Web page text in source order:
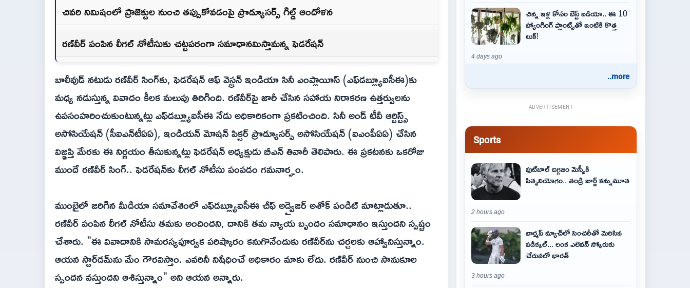
చివరి నిమిషంలో ప్రాజెక్టుల నుంచి తప్పుకోవడంపై ప్రొడ్యూసర్స్ గిల్డ్ ఆందోళన
రణ్‌వీర్ పంపిన లీగల్ నోటీసుకు చట్టపరంగా సమాధానమిస్తామన్న ఫెడరేషన్
బాలీవుడ్ నటుడు రణ్‌వీర్‌ సింగ్‌కు, ఫెడరేషన్ ఆఫ్ వెస్ట్రన్ ఇండియా సినీ ఎంప్లాయీస్ (ఎఫ్‌డ‌బ్ల్యూఐసీఈ)కు
మధ్య నడుస్తున్న వివాదం కీలక మలుపు తిరిగింది. రణ్‌వీర్‌పై జారీ చేసిన సహాయ నిరాకరణ ఉత్తర్వులను
ఉపసంహరించుకుంటున్నట్లు ఎఫ్‌డ‌బ్ల్యూఐసీఈ నేడు అధికారికంగా ప్రకటించింది. సినీ అండ్ టీవీ ఆర్టిస్ట్స్
అసోసియేషన్ (సీఐఎన్‌టీఏఏ), ఇండియన్ మోషన్ పిక్చర్ ప్రొడ్యూసర్స్ అసోసియేషన్ (ఐఎంపీఏఏ) చేసిన
విజ్ఞప్తి మేరకు ఈ నిర్ణయం తీసుకున్నట్లు ఫెడరేషన్ అధ్యక్షుడు బీఎన్ తివారీ తెలిపారు. ఈ ప్రకటనకు ఒకరోజు
ముందే రణ్‌వీర్‌ సింగ్.. ఫెడరేషన్‌కు లీగల్ నోటీసు పంపడం గమనార్హం.
ముంబైలో జరిగిన మీడియా సమావేశంలో ఎఫ్‌డ‌బ్ల్యూఐసీఈ చీఫ్ అడ్వైజర్ అశోక్ పండిట్ మాట్లాడుతూ..
రణ్‌వీర్ పంపిన లీగల్ నోటీసు తమకు అందిందని, దానికి తమ న్యాయ బృందం సమాధానం ఇస్తుందని స్పష్టం
చేశారు. "ఈ వివాదానికి సామరస్యపూర్వక పరిష్కారం కనుగొనేందుకు రణ్‌వీర్‌ను చర్చలకు ఆహ్వానిస్తున్నాం.
ఆయన స్టార్‌డమ్‌ను మేం గౌరవిస్తాం. ఎవరినీ నిషేధించే అధికారం మాకు లేదు. రణ్‌వీర్ నుంచి సానుకూల
స్పందన వస్తుందని ఆశిస్తున్నాం" అని ఆయన అన్నారు.
చిన్న ఇళ్ల కోసం బెస్ట్ ఐడియా.. ఈ 10
హ్యాంగింగ్ ప్లాంట్స్‌తో ఇంటికి కొత్త
లుక్!
4 days ago
..more
ADVERTISEMENT
Sports
ఫుట్‌బాల్ దిగ్గజం మెస్సీకి
పితృవియోగం.. తండ్రి జార్జ్ కన్నుమూత
2 hours ago
వార్మప్ మ్యాచ్‌లో సెంచరీతో మెరిసిన
పడిక్కల్... లంక ఎలెవన్ స్కోరుకు
చేరువలో భారత్
3 hours ago